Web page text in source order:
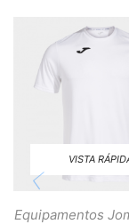
VISTA
Equipamentos